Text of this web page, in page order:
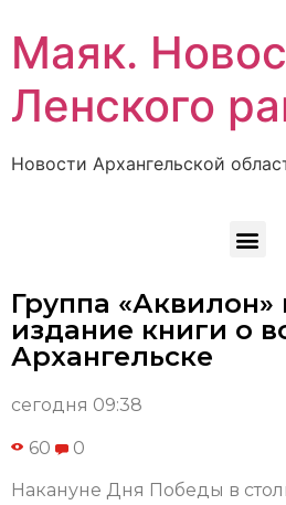
Маяк.
Ленского
Новости Архангельской
Группа
издание книги о
Архангельске
сегодня 09:38
60 0
Накануне Дня Победы в